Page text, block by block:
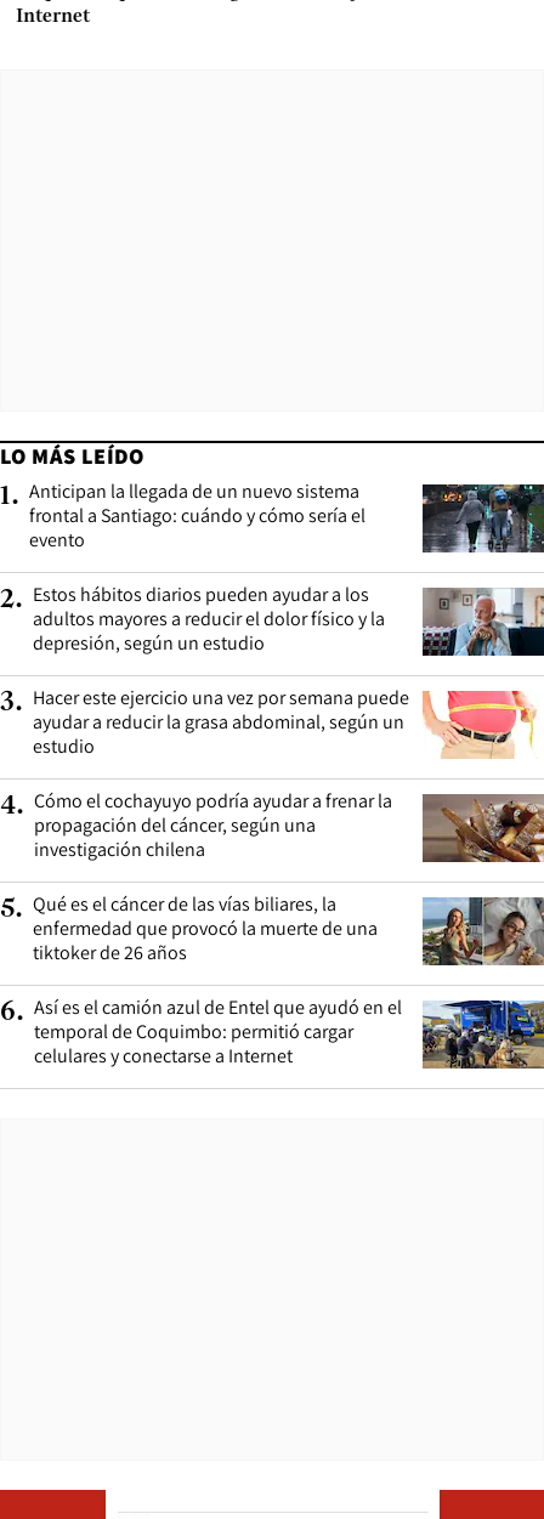
Internet
LO MÁS LEÍDO
1. Anticipan la llegada de un nuevo sistema
frontal a Santiago: cuándo y cómo sería el
evento
2. Estos hábitos diarios pueden ayudar a los
adultos mayores a reducir el dolor físico y la
depresión, según un estudio
3. Hacer este ejercicio una vez por semana puede
ayudar a reducir la grasa abdominal, según un
estudio
4. Cómo el cochayuyo podría ayudar a frenar la
propagación del cáncer, según una
investigación chilena
5. Qué es el cáncer de las vías biliares, la
enfermedad que provocó la muerte de una
tiktoker de 26 años
6. Así es el camión azul de Entel que ayudó en el
temporal de Coquimbo: permitió cargar
celulares y conectarse a Internet